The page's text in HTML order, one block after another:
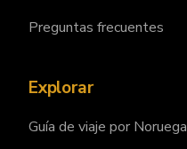
Preguntas frecuentes
Explorar
Guía de viaje por Noruega